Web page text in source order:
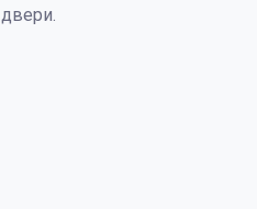
двери.